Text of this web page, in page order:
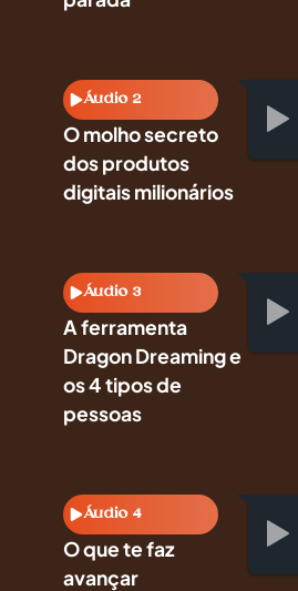
Áudio 2
O molho secreto
dos produtos
digitais milionários
Áudio 3
A ferramenta
Dragon Dreaming e
os 4 tipos de
pessoas
Áudio 4
O que te faz
avançar